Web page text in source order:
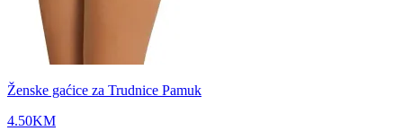
Ženske gaćice za Trudnice Pamuk
4.50KM